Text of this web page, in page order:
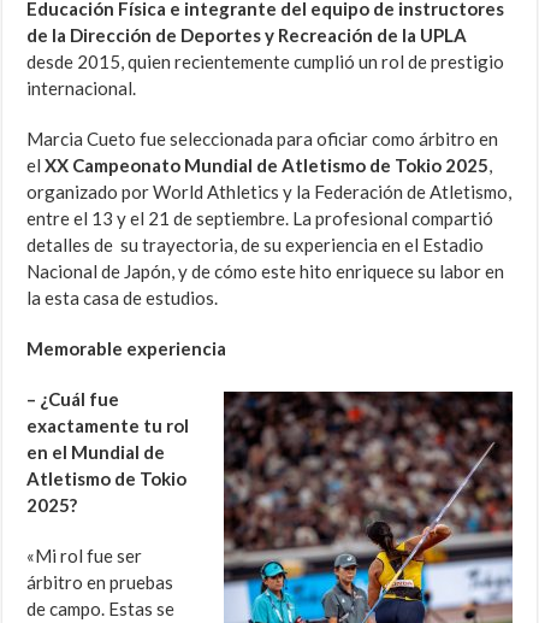
Educación Física e integrante del equipo de instructores
de la Dirección de Deportes y Recreación de la UPLA
desde 2015, quien recientemente cumplió un rol de prestigio
internacional.
Marcia Cueto fue seleccionada para oficiar como árbitro en
elXX Campeonato Mundial de Atletismo de Tokio 2025,
organizado por World Athletics y la Federación de Atletismo,
entre el 13 y el 21 de septiembre. La profesional compartió
detalles de su trayectoria, de su experiencia en el Estadio
Nacional de Japón, y de cómo este hito enriquece su labor en
la esta casa de estudios.
Memorable experiencia
– ¿Cuál fue
exactamente tu rol
en el Mundial de
Atletismo de Tokio
2025?
«Mi rol fue ser
árbitro en pruebas
de campo. Estas se